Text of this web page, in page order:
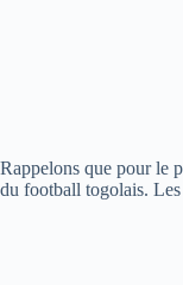
Rappelons que pour le
du football togolais. Les